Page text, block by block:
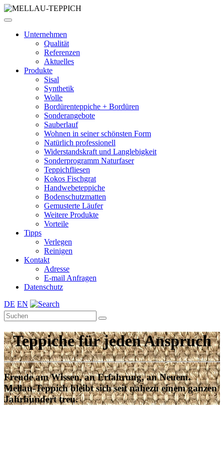
Unternehmen
Qualität
Referenzen
Aktuelles
Produkte
Sisal
Synthetik
Wolle
Bordürenteppiche + Bordüren
Sonderangebote
Sauberlauf
Wohnen in seiner schönsten Form
Natürlich professionell
Widerstandskraft und Langlebigkeit
Sonderprogramm Naturfaser
Teppichfliesen
Kokos Fischgrat
Handwebeteppiche
Bodenschutzmatten
Gemusterte Läufer
Weitere Produkte
Vorteile
Tipps
Verlegen
Reinigen
Kontakt
Adresse
E-mail Anfragen
Datenschutz
DE EN
Teppiche für jeden Anspruch
Freude am Wissen, an Erfahrung, an Neuem.
Mellau-Teppich bleibt sich seit nahezu einem ganzen
Jahrhundert treu.